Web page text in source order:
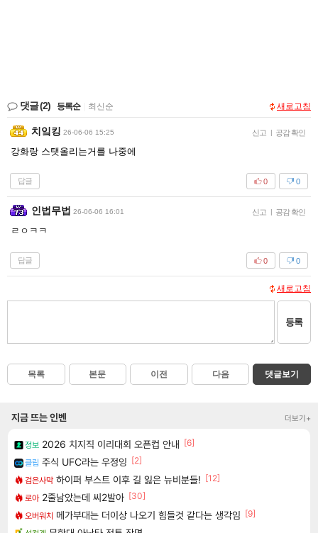
댓글(2) 등록순 최신순 새로고침
치잌킹 26-06-06 15:25 신고 | 공감 확인
강화랑 스탯올리는거를 나중에
답글 0
0
인법무법 26-06-06 16:01 신고 | 공감 확인
ㄹㅇㅋㅋ
답글 0
0
새로고침
등록
목록 본문 이전 다음 댓글보기
지금 뜨는 인벤 더보기+
정보 2026 치지직 이리대회 오픈컵 안내 [6]
클립 주식 UFC라는 우정잉 [2]
검은사막 하이퍼 부스트 이후 길 잃은 뉴비분들! [12]
로아 2줄남았는데 씨2발아 [30]
오버워치 메가부대는 더이상 나오기 힘들것 같다는 생각임 [9]